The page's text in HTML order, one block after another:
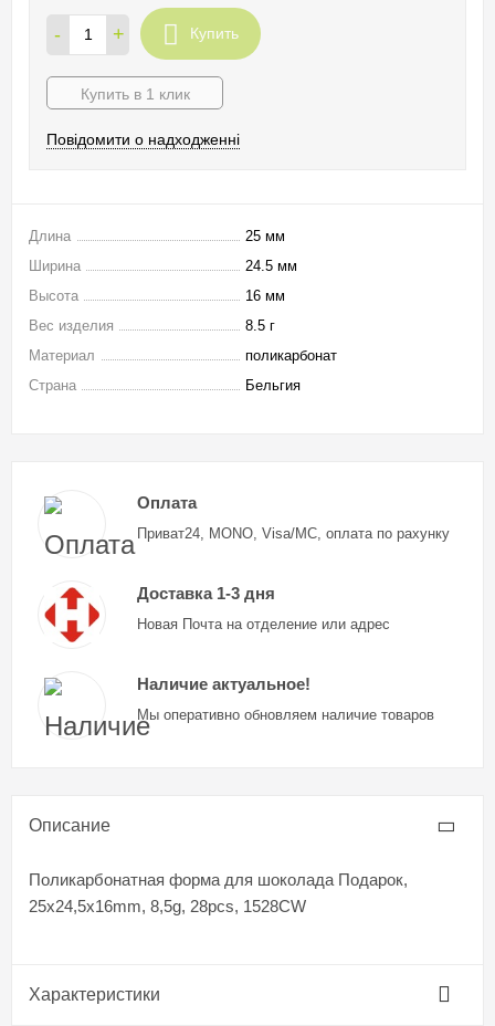
- + Купить
Купить в 1 клик
Повідомити о надходженні
Длина
25 мм
Ширина
24.5 мм
Высота
16 мм
Вес изделия
8.5 г
Материал
поликарбонат
Страна
Бельгия
Оплата
Приват24, MONO, Visa/MC, оплата по рахунку
Доставка 1-3 дня
Новая Почта на отделение или адрес
Наличие актуальное!
Мы оперативно обновляем наличие товаров
Описание
Поликарбонатная форма для шоколада Подарок,
25х24,5х16mm, 8,5g, 28pcs, 1528CW
Характеристики